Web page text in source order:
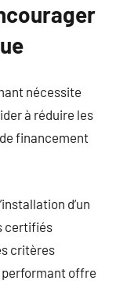
nécessite
à réduire les
financement
d’un
certifiés
critères
performant offre